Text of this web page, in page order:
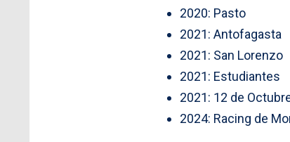
2020: Pasto
2021: Antofagasta
2021: San Lorenzo
2021: Estudiantes
2021: 12 de
2024: Racing de